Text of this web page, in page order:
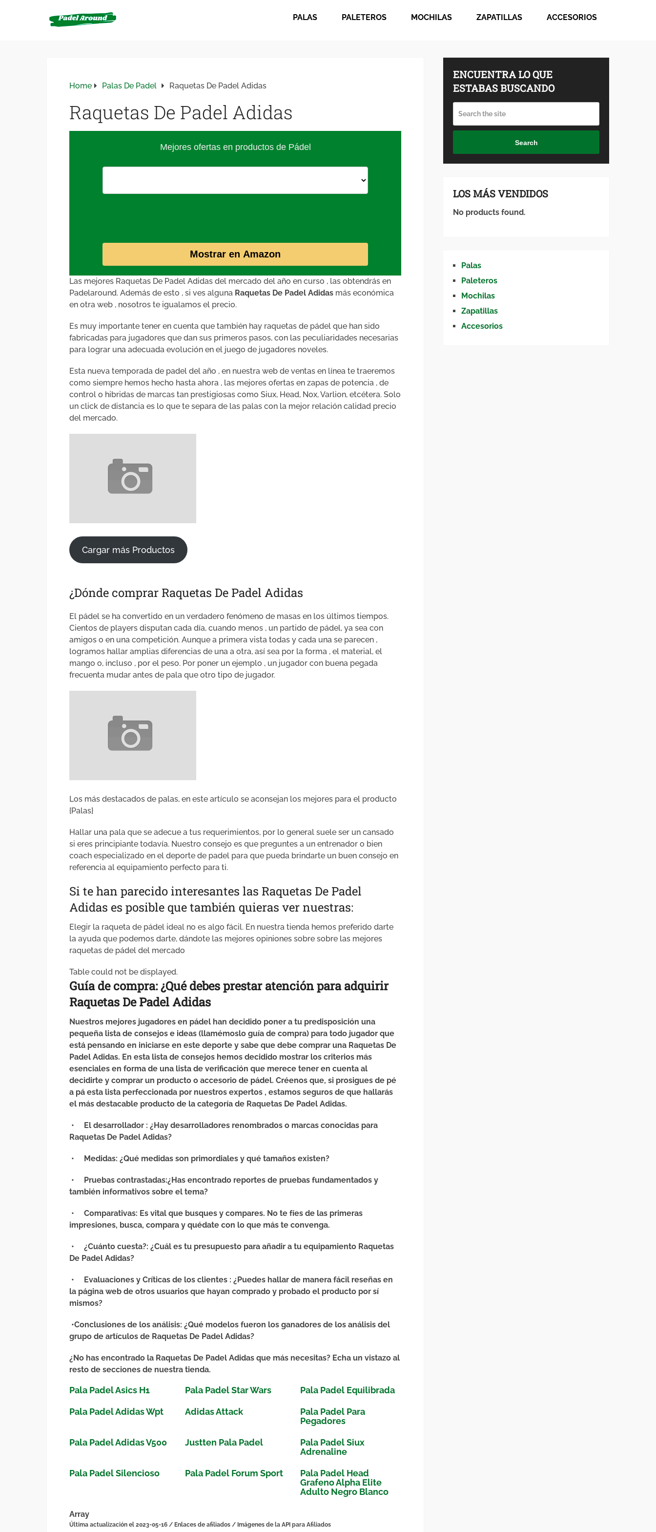
PALAS PALETEROS MOCHILAS ZAPATILLAS ACCESORIOS
Home Palas De Padel Raquetas De Padel Adidas
Raquetas De Padel Adidas
Mejores ofertas en productos de Pádel
Mostrar en Amazon
Las mejores Raquetas De Padel Adidas del mercado del año en curso , las obtendrás en
Padelaround. Además de esto , si ves alguna Raquetas De Padel Adidas más económica
en otra web , nosotros te igualamos el precio.
Es muy importante tener en cuenta que también hay raquetas de pádel que han sido
fabricadas para jugadores que dan sus primeros pasos, con las peculiaridades necesarias
para lograr una adecuada evolución en el juego de jugadores noveles.
Esta nueva temporada de padel del año , en nuestra web de ventas en línea te traeremos
como siempre hemos hecho hasta ahora , las mejores ofertas en zapas de potencia , de
control o hibridas de marcas tan prestigiosas como Siux, Head, Nox, Varlion, etcétera. Solo
un click de distancia es lo que te separa de las palas con la mejor relación calidad precio
del mercado.
Cargar más Productos
¿Dónde comprar Raquetas De Padel Adidas
El pádel se ha convertido en un verdadero fenómeno de masas en los últimos tiempos.
Cientos de players disputan cada día, cuando menos , un partido de pádel, ya sea con
amigos o en una competición. Aunque a primera vista todas y cada una se parecen ,
logramos hallar amplias diferencias de una a otra, así sea por la forma , el material, el
mango o, incluso , por el peso. Por poner un ejemplo , un jugador con buena pegada
frecuenta mudar antes de pala que otro tipo de jugador.
Los más destacados de palas, en este artículo se aconsejan los mejores para el producto
{Palas}
Hallar una pala que se adecue a tus requerimientos, por lo general suele ser un cansado
si eres principiante todavía. Nuestro consejo es que preguntes a un entrenador o bien
coach especializado en el deporte de padel para que pueda brindarte un buen consejo en
referencia al equipamiento perfecto para ti.
Si te han parecido interesantes las Raquetas De Padel
Adidas es posible que también quieras ver nuestras:
Elegir la raqueta de pádel ideal no es algo fácil. En nuestra tienda hemos preferido darte
la ayuda que podemos darte, dándote las mejores opiniones sobre sobre las mejores
raquetas de pádel del mercado
Table could not be displayed.
Guía de compra: ¿Qué debesprestar atenciónparaadquirir
Raquetas De Padel Adidas
Nuestros mejores jugadores en pádel han decidido poner a tu predisposición una
pequeña lista de consejos e ideas (llamémoslo guía de compra) para todo jugador que
está pensando en iniciarse en este deporte y sabe que debe comprar una Raquetas De
Padel Adidas. En esta lista de consejos hemos decidido mostrar los criterios más
esenciales en forma de una lista de verificación que merece tener en cuenta al
decidirte y comprar un producto o accesorio de pádel. Créenos que, si prosigues de pé
a pá esta lista perfeccionada por nuestros expertos , estamos seguros de que hallarás
el más destacable producto de la categoría de Raquetas De Padel Adidas.
• El desarrollador : ¿Hay desarrolladores renombrados o marcas conocidas para
Raquetas De Padel Adidas?
• Medidas: ¿Qué medidas son primordiales y qué tamaños existen?
• Pruebas contrastadas:¿Has encontrado reportes de pruebas fundamentados y
también informativos sobre el tema?
• Comparativas: Es vital que busques y compares. No te fíes de las primeras
impresiones, busca, compara y quédate con lo que más te convenga.
• ¿Cuánto cuesta?: ¿Cuál es tu presupuesto para añadir a tu equipamiento Raquetas
De Padel Adidas?
• Evaluaciones y Críticas de los clientes : ¿Puedes hallar de manera fácil reseñas en
la página web de otros usuarios que hayan comprado y probado el producto por sí
mismos?
•Conclusiones de los análisis: ¿Qué modelos fueron los ganadores de los análisis del
grupo de artículos de Raquetas De Padel Adidas?
¿No has encontrado la Raquetas De Padel Adidas que más necesitas? Echa un vistazo al
resto de secciones de nuestra tienda.
Pala Padel Asics H1 Pala Padel Star Wars Pala Padel Equilibrada
Pala Padel Adidas Wpt Adidas Attack
Pala Padel Para
Pegadores
Pala Padel Adidas V500 Justten Pala Padel
Pala Padel Siux
Adrenaline
Pala Padel Silencioso Pala Padel Forum Sport
Pala Padel Head
Grafeno Alpha Elite
Adulto Negro Blanco
Array
Última actualización el 2023-05-16 / Enlaces de afiliados / Imágenes de la API para Afiliados
ENCUENTRA LO QUE
ESTABAS BUSCANDO
Search
LOS MÁS VENDIDOS
No products found.
Palas
Paleteros
Mochilas
Zapatillas
Accesorios